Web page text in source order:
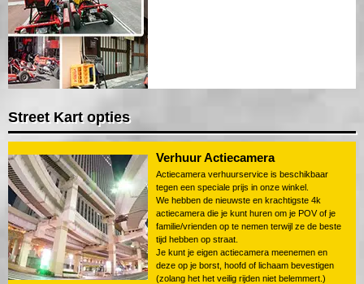
Street Kart opties
Verhuur Actiecamera
Actiecamera verhuurservice is beschikbaar
tegen een speciale prijs in onze winkel.
We hebben de nieuwste en krachtigste 4k
actiecamera die je kunt huren om je POV of je
familie/vrienden op te nemen terwijl ze de beste
tijd hebben op straat.
Je kunt je eigen actiecamera meenemen en
deze op je borst, hoofd of lichaam bevestigen
(zolang het het veilig rijden niet belemmert.)